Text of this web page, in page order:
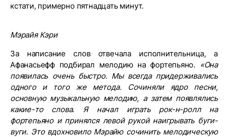
кстати, примерно пятнадцать минут.
Мэрайя Кэри
За написание слов отвечала исполнительница, а
Афанасьефф подбирал мелодию на фортепьяно.
«Она
появилась очень быстро. Мы всегда придерживались
одного и того же метода. Сочиняли ядро песни,
основную музыкальную мелодию, а затем появлялись
какие-то слова. Я начал играть рок-н-ролл на
фортепьяно и принялся левой рукой наигрывать буги-
вуги. Это вдохновило Мэрайю сочинить мелодическую